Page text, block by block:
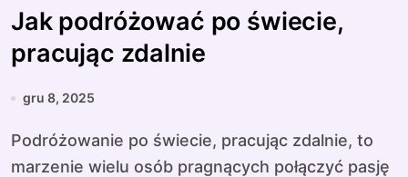
Jak podróżować po świecie,
pracując zdalnie
gru 8, 2025
Podróżowanie po świecie, pracując zdalnie, to
marzenie wielu osób pragnących połączyć pasję